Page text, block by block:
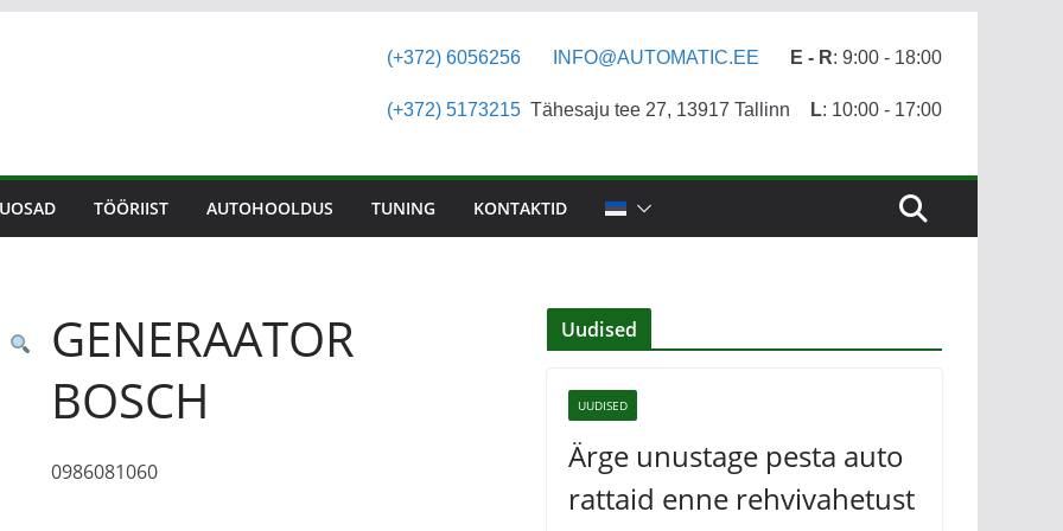
(+372) 6056256
(+372) 5173215
INFO@AUTOMATIC.EE
Tähesaju tee 27, 13917 Tallinn
E - R: 9:00 - 18:00
L: 10:00 - 17:00
TÖÖRIIST AUTOHOOLDUS TUNING KONTAKTID
GENERAATOR
BOSCH
0986081060
Uudised
UUDISED
Ärge unustage pesta auto
rattaid enne rehvivahetust